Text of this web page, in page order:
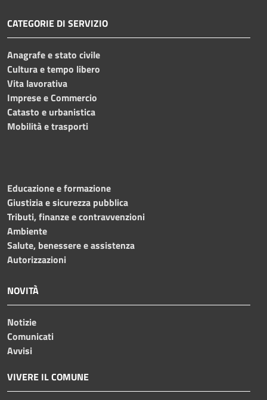
CATEGORIE DI SERVIZIO
Anagrafe e stato civile
Cultura e tempo libero
Vita lavorativa
Imprese e Commercio
Catasto e urbanistica
Mobilità e trasporti
Educazione e formazione
Giustizia e sicurezza pubblica
Tributi, finanze e contravvenzioni
Ambiente
Salute, benessere e assistenza
Autorizzazioni
NOVITÀ
Notizie
Comunicati
Avvisi
VIVERE IL COMUNE